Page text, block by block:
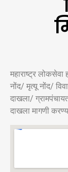
महाराष्ट्र
नोंद/ मृत्यू नोंद/
दाखला/
दाखला मागणी